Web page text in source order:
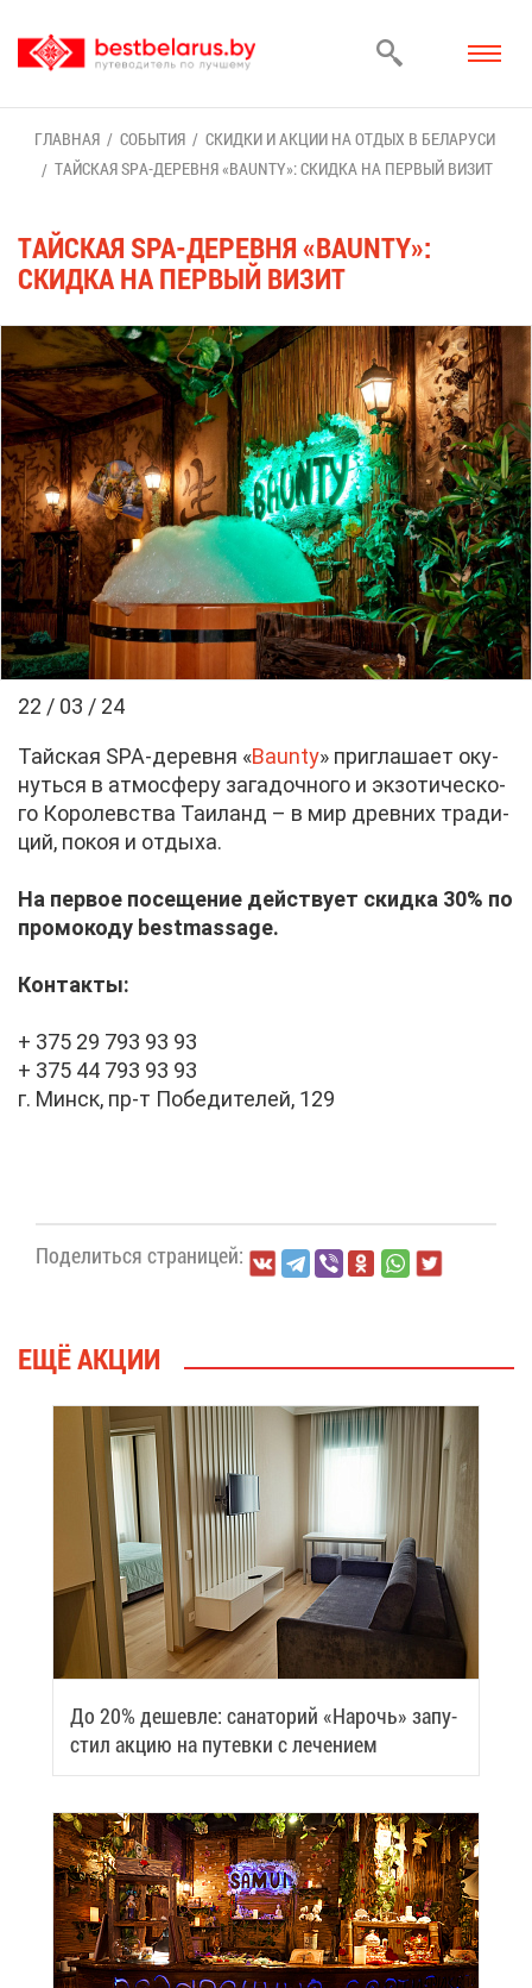
ГЛАВ­НАЯ СО­БЫ­ТИЯ
СКИД­КИ И АК­ЦИИ НА ОТ­ДЫХ В БЕ­ЛА­РУ­СИ
ТАЙ­СКАЯ SPA-ДЕ­РЕВ­НЯ «BAUNTY»: СКИД­КА НА ПЕР­ВЫЙ ВИ­ЗИТ
ТАЙ­СКАЯ SPA-ДЕ­РЕВ­НЯ «BAUNTY»:
СКИД­КА НА ПЕР­ВЫЙ ВИ­ЗИТ
22 / 03 / 24
Тай­ская SPA-де­рев­ня «Baunty» при­гла­ша­ет оку­
нуть­ся в ат­мо­сфе­ру за­га­доч­но­го и эк­зо­ти­че­ско­
го Ко­ро­лев­ства Та­и­ланд – в мир древ­них тра­ди­
ций, по­коя и от­ды­ха.
На пер­вое по­се­ще­ние дей­ству­ет скид­ка 30% по
про­мо­ко­ду bestmassage.
Кон­так­ты:
+ 375 29 793 93 93
+ 375 44 793 93 93
г. Минск, пр-т По­бе­ди­те­лей, 129
По­де­лить­ся стра­ни­цей:
ЕЩЁ АК­ЦИИ
До 20% де­шев­ле: са­на­то­рий «На­рочь» за­пу­
стил ак­цию на пу­тев­ки с ле­че­ни­ем